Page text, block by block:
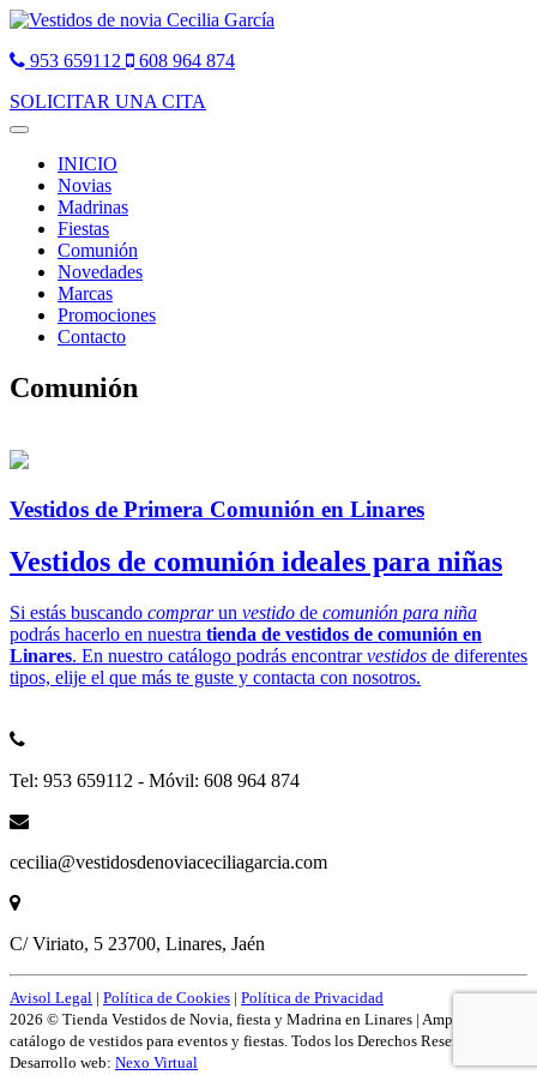
953 659112
608 964 874
SOLICITAR UNA CITA
Toggle
navigationINICIO
Novias
Madrinas
Fiestas
Comunión
Novedades
Marcas
Promociones
Contacto
Comunión
Vestidos de Primera Comunión en Linares
Vestidos de comunión ideales para niñas
Si estás buscando comprarun vestido de comunión para niña
podrás hacerlo en nuestra tienda de vestidos de comunión en
Linares. En nuestro catálogo podrás encontrarvestidos de diferentes
tipos, elije el que más te guste y contacta con nosotros.
Tel: 953 659112 - Móvil: 608 964 874
cecilia@vestidosdenoviaceciliagarcia.com
C/ Viriato, 5 23700, Linares, Jaén
Avisol Legal | Política de Cookies | Política de Privacidad
2026 © Tienda Vestidos de Novia, fiesta y Madrina en Linares | Amplío
catálogo de vestidos para eventos y fiestas. Todos los Derechos Reservados.
Desarrollo web: Nexo Virtual